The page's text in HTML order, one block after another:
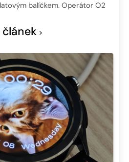
balíčkem. Operátor O2